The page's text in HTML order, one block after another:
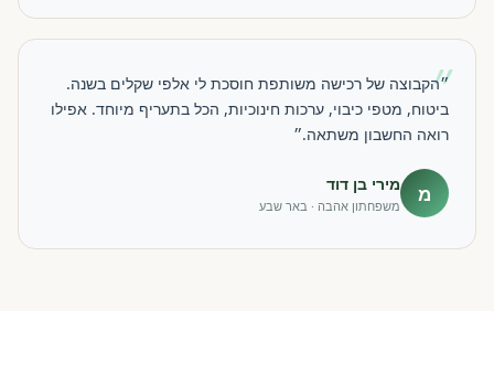
״
״הקבוצה של רכישה משותפת חוסכת לי אלפי שקלים בשנה.
ביטוח, מטפי כיבוי, ערכות חינוכיות, הכל בתעריף מיוחד. אפילו
רואה החשבון משתאה.״
מ מירי בן דוד
משפחתון אהבה · באר שבע